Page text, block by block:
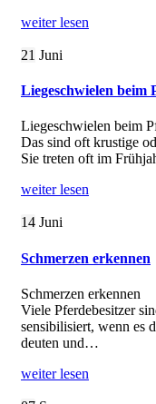
weiter lesen
21 Juni
Liegeschwielen beim
Liegeschwielen beim
Das sind oft krustige
Sie treten oft im
weiter lesen
14 Juni
Schmerzen erkennen
Schmerzen erkennen
Viele Pferdebesitzer
sensibilisiert, wenn es
deuten und…
weiter lesen